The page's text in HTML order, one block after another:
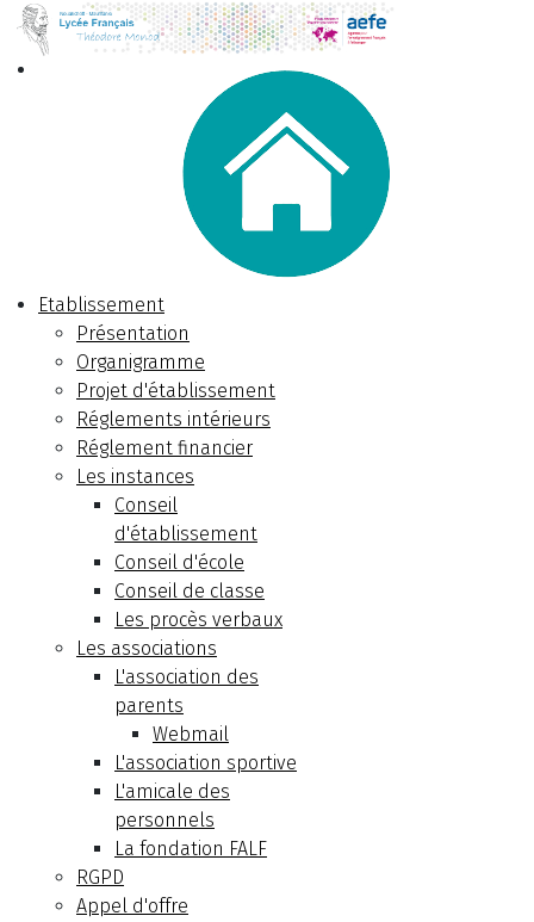
Etablissement
Présentation
Organigramme
Projet d'établissement
Réglements intérieurs
Réglement financier
Les instances
Conseil
d'établissement
Conseil d'école
Conseil de classe
Les procès verbaux
Les associations
L'association des
parents
Webmail
L'association sportive
L'amicale des
personnels
La fondation FALF
RGPD
Appel d'offre